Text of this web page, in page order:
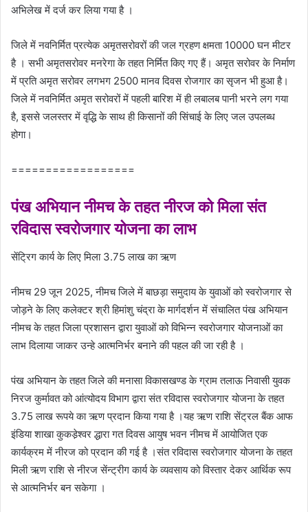
अभिलेख में दर्ज कर लिया गया है ।
जिले में नवनिर्मित प्रत्येक अमृतसरोवरों की जल ग्रहण क्षमता 10000 घन मीटर
है । सभी अमृतसरोवर मनरेगा के तहत निर्मित किए गए हैं। अमृत सरोवर के निर्माण
में प्रति अमृत सरोवर लगभग 2500 मानव दिवस रोजगार का सृजन भी हुआ है।
जिले में नवनिर्मित अमृत सरोवरों में पहली बारिश में ही लबालब पानी भरने लग गया
है, इससे जलस्तर में वृद्धि के साथ ही किसानों की सिंचाई के लिए जल उपलब्ध
होगा।
==================
पंख अभियान नीमच के तहत नीरज को मिला संत
रविदास स्‍वरोजगार योजना का लाभ
सेंट्रिग कार्य के लिए मिला 3.75 लाख का ऋण
नीमच 29 जून 2025, नीमच जिले में बाछड़ा समुदाय के युवाओं को स्वरोजगार से
जोड़ने के लिए कलेक्‍टर श्री हिमांशु चंद्रा के मार्गदर्शन में संचालित पंख अभियान
नीमच के तहत जिला प्रशासन द्वारा युवाओं को विभिन्‍न स्‍वरोजगार योजनाओं का
लाभ दिलाया जाकर उन्‍हे आत्‍मनिर्भर बनाने की पहल की जा रही है ।
पंख अभियान के तहत जिले की मनासा विकासखण्‍ड के ग्राम तलाऊ निवासी युवक
निरज कुर्मावत को आंत्‍योदय विभाग द्वारा संत रविदास स्‍वरोजगार योजना के तहत
3.75 लाख रूपये का ऋण प्रदान किया गया है ।यह ऋण राशि सेंट्रल बैंक आफ
इंडिया शाखा कुकडे़श्‍वर द्धारा गत दिवस आयुष भवन नीमच में आयोजित एक
कार्यक्रम में नीरज को प्रदान की गई है ।संत रविदास स्‍वरोजगार योजना के तहत
मिली ऋण राशि से नीरज सेंन्‍ट्रीग कार्य के व्‍यवसाय को विस्‍तार देकर आर्थिक रूप
से आत्‍मनिर्भर बन सकेगा ।